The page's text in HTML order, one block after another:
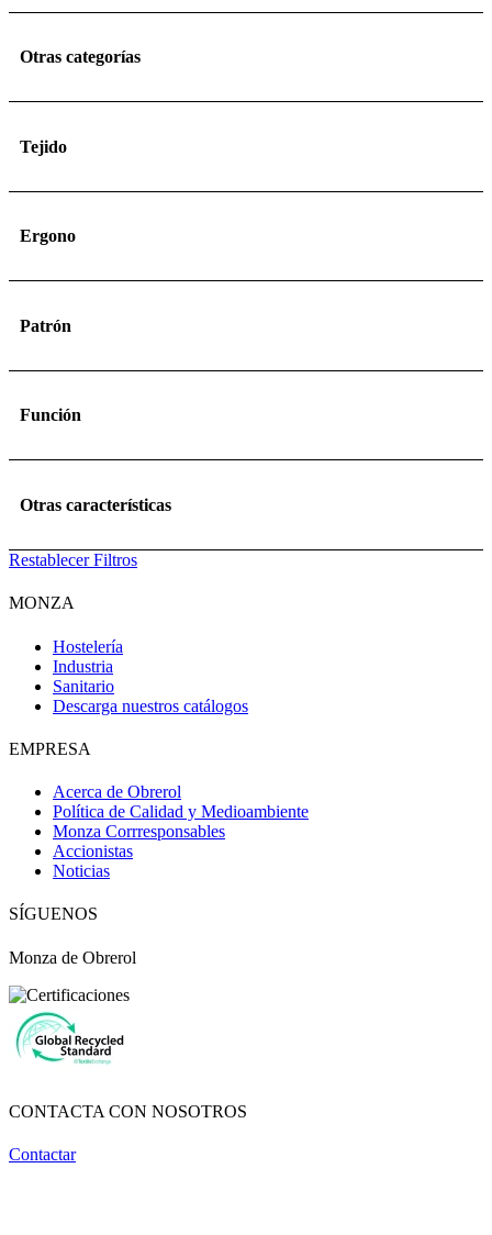
Otras categorías
Tejido
Ergono
Patrón
Función
Otras características
Restablecer Filtros
MONZA
Hostelería
Industria
Sanitario
Descarga nuestros catálogos
EMPRESA
Acerca de Obrerol
Política de Calidad y Medioambiente
Monza Corrresponsables
Accionistas
Noticias
SÍGUENOS
Monza de Obrerol
CONTACTA CON NOSOTROS
Contactar